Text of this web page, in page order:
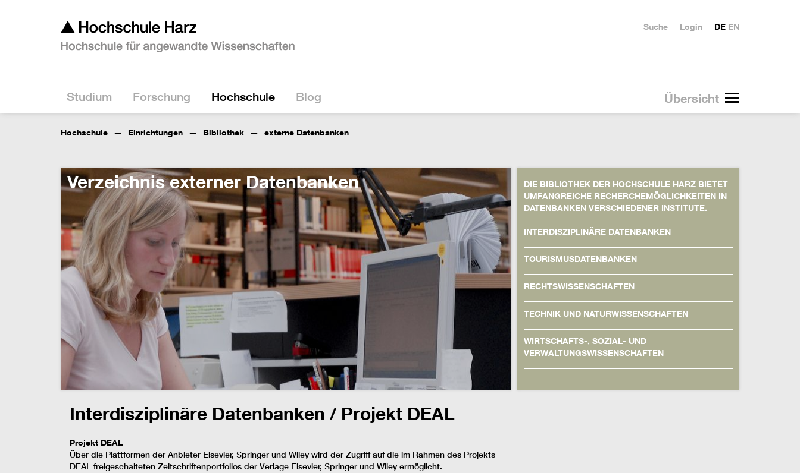
Übersicht
Studium Forschung Hochschule Blog
DE EN
Login
Suche
Hochschule Einrichtungen Bibliothek externe Datenbanken
Verzeichnis externer Datenbanken
DIE BIBLIOTHEK DER HOCHSCHULE HARZ BIETET
UMFANGREICHE RECHERCHEMÖGLICHKEITEN IN
DATENBANKEN VERSCHIEDENER INSTITUTE.
INTERDISZIPLINÄRE DATENBANKEN
TOURISMUSDATENBANKEN
RECHTSWISSENSCHAFTEN
TECHNIK UND NATURWISSENSCHAFTEN
WIRTSCHAFTS-, SOZIAL- UND
VERWALTUNGSWISSENSCHAFTEN
Interdisziplinäre Datenbanken / Projekt DEAL
Projekt DEAL
Über die Plattformen der Anbieter Elsevier, Springer und Wiley wird der Zugriff auf die im Rahmen des Projekts
DEAL freigeschalteten Zeitschriftenportfolios der Verlage Elsevier, Springer und Wiley ermöglicht.